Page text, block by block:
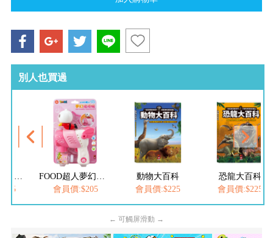
別人也買過
會員價:$205
動物大百科
會員價:$225
恐龍大百科
會員價:$225
← 可觸屏滑動 →